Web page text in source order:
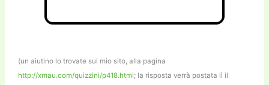
(un aiutino lo trovate sul mio sito, alla pagina
http://xmau.com/quizzini/p418.html; la risposta verrà postata lì il